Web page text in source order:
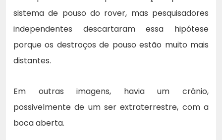
sistema de pouso do rover, mas pesquisadores
independentes descartaram essa hipótese
porque os destroços de pouso estão muito mais
distantes.
Em outras imagens, havia um crânio,
possivelmente de um ser extraterrestre, com a
boca aberta.